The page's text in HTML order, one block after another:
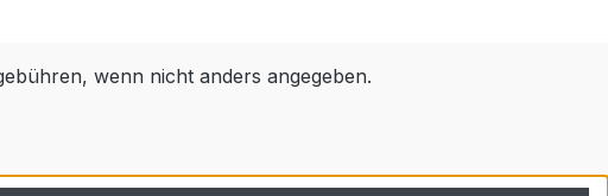
wenn nicht anders angegeben.